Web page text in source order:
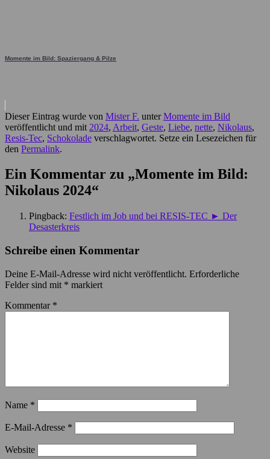
Momente im Bild: Spaziergang & Pilze
Dieser Eintrag wurde von Mister F. unterMomente im Bild
veröffentlicht und mit 2024, Arbeit, Geste, Liebe, nette, Nikolaus,
Resis-Tec, Schokolade verschlagwortet. Setze ein Lesezeichen für
den Permalink.
Ein Kommentar zu „Momente im Bild:
Nikolaus 2024“
Pingback: Festlich im Job und bei RESIS-TEC ► Der
Desasterkreis
Schreibe einen Kommentar
Deine E-Mail-Adresse wird nicht veröffentlicht. Erforderliche
Felder sind mit * markiert
Kommentar *
Name *
E-Mail-Adresse *
Website